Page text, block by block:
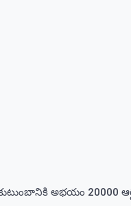
అభయం 20000